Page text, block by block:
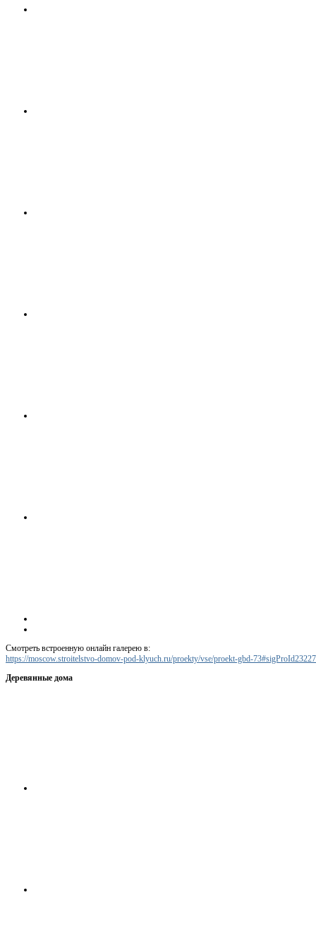
Смотреть встроенную онлайн галерею в:
https://moscow.stroitelstvo-domov-pod-klyuch.ru/proekty/vse/proekt-gbd-
Деревянные дома